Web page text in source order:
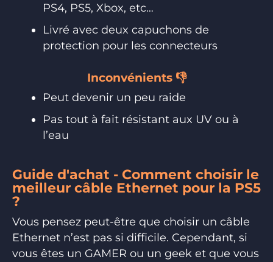
PS4, PS5, Xbox, etc…
Livré avec deux capuchons de
protection pour les connecteurs
Inconvénients 👎
Peut devenir un peu raide
Pas tout à fait résistant aux UV ou à
l’eau
Guide d'achat - Comment choisir le
meilleur câble Ethernet pour la PS5
?
Vous pensez peut-être que choisir un câble
Ethernet n’est pas si difficile. Cependant, si
vous êtes un GAMER ou un geek et que vous